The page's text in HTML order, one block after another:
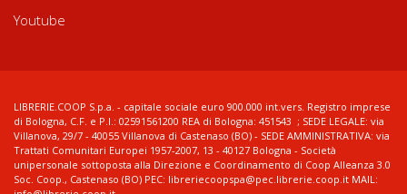
Youtube
LIBRERIE.COOP S.p.a. - capitale sociale euro 900.000 int.vers. Registro imprese
di Bologna, C.F. e P.I.: 02591561200 REA di Bologna: 451543 ; SEDE LEGALE: via
Villanova, 29/7 - 40055 Villanova di Castenaso (BO) - SEDE AMMINISTRATIVA: via
Trattati Comunitari Europei 1957-2007, 13 - 40127 Bologna - Società
unipersonale sottoposta alla Direzione e Coordinamento di Coop Alleanza 3.0
Soc. Coop., Castenaso (BO) PEC: libreriecoopspa@pec.librerie.coop.it MAIL: